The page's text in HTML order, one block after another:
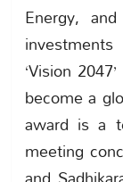
Energy,
‘Vision
become a
award is a
meeting